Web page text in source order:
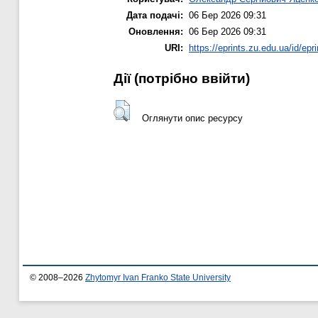
Дата подачі: 06 Бер 2026 09:31
Оновлення: 06 Бер 2026 09:31
URI:
https://eprints.zu.edu.ua/id/
Дії ​​(потрібно ввійти)
Оглянути опис ресурсу
© 2008–2026 Zhytomyr Ivan Franko State University